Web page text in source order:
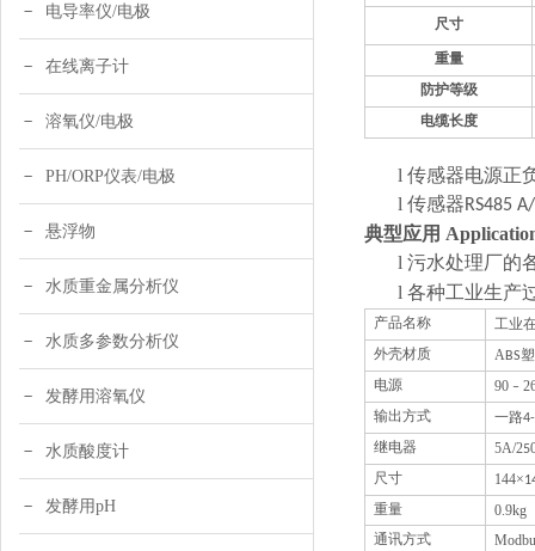
电导率仪/电极
在线离子计
溶氧仪/电极
PH/ORP仪表/电极
悬浮物
水质重金属分析仪
水质多参数分析仪
发酵用溶氧仪
水质酸度计
发酵用pH
尺寸
重量
防护等级
电缆长度
l 传感器电源正
l 传感器RS485
典型应用
l 污水处理厂的
l 各种工业生产
产品名称 工业
外壳材质 ABS
电源 90 –
输出方式 一路
继电器 5A/25
尺寸 144×
重量 0.9kg
通讯方式